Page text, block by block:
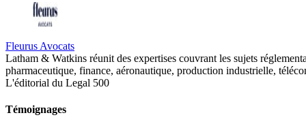
Fleurus Avocats
Latham & Watkins réunit des expertises couvrant les sujets
pharmaceutique, finance, aéronautique, production industrielle,
L'éditorial du Legal 500
Témoignages